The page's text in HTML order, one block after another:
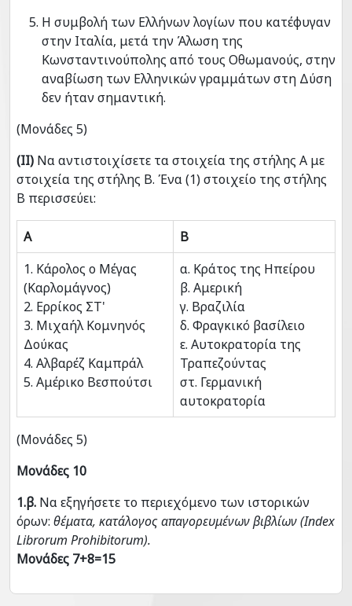
Η συμβολή των Ελλήνων λογίων που κατέφυγαν
στην Ιταλία, μετά την Άλωση της
Κωνσταντινούπολης από τους Οθωμανούς, στην
αναβίωση των Ελληνικών γραμμάτων στη Δύση
δεν ήταν σημαντική.
(Μονάδες 5)
(ΙΙ) Να αντιστοιχίσετε τα στοιχεία της στήλης Α με
στοιχεία της στήλης Β. Ένα (1) στοιχείο της στήλης
Β περισσεύει:
Α
Β
1. Κάρολος ο Μέγας
(Καρλομάγνος)
2. Ερρίκος ΣΤ'
3. Μιχαήλ Κομνηνός
Δούκας
4. Αλβαρέζ Καμπράλ
5. Αμέρικο Βεσπούτσι
α. Κράτος της Ηπείρου
β. Αμερική
γ. Βραζιλία
δ. Φραγκικό βασίλειο
ε. Αυτοκρατορία της
Τραπεζούντας
στ. Γερμανική
αυτοκρατορία
(Μονάδες 5)
Μονάδες 10
1.β. Να εξηγήσετε το περιεχόμενο των ιστορικών
όρων: θέματα, κατάλογος απαγορευμένων βιβλίων (Index
Librorum Prohibitorum).
Μονάδες 7+8=15